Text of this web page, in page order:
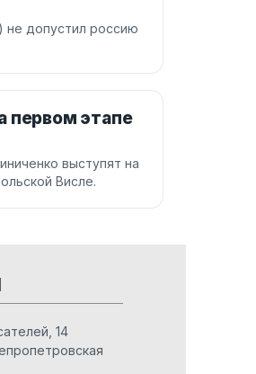
не допустил россию
первом этапе
выступят на
Висле.
14